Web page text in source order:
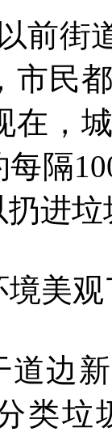
前街
市民
在，
隔
进
美观
边
类垃